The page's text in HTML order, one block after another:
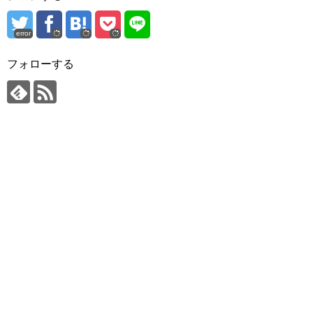
error
フォローする